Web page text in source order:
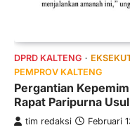
DPRD KALTENG
PEMPROV KALTENG
Pergantian
Rapat Paripurna
tim redaksi Februari